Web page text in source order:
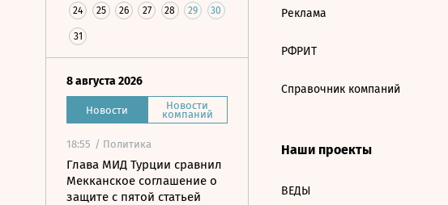
24 25 26 27 28 29 30
31
8 августа 2026
Новости Новости
компаний
18:55 / Политика
Глава МИД Турции сравнил
Мекканское соглашение о
защите с пятой статьей
Реклама
РФРИТ
Справочник компаний
Наши проекты
ВЕДЫ